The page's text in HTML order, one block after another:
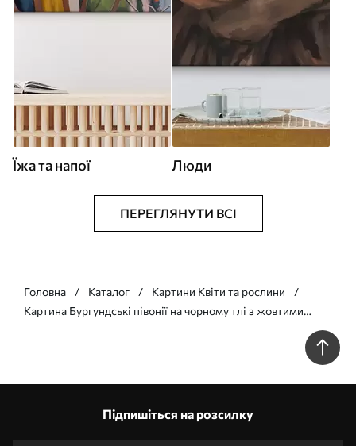
Їжа та напої Люди
ПЕРЕГЛЯНУТИ ВСІ
Головна Каталог
Картини Квіти та рослини
Картина Бургундські півонії на чорному тлі з жовтими
Підпишіться на розсилку